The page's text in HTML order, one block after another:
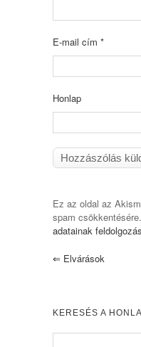
E-mail cím *
Honlap
Ez az oldal az
spam csökkentésére.
adatainak
⇐ Elvárások
KERESÉS A